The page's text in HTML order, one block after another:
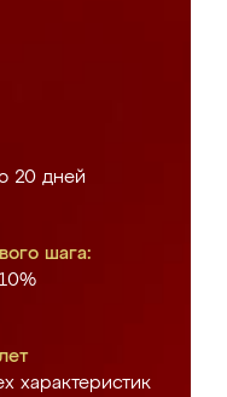
20 дней
шага:
характеристик